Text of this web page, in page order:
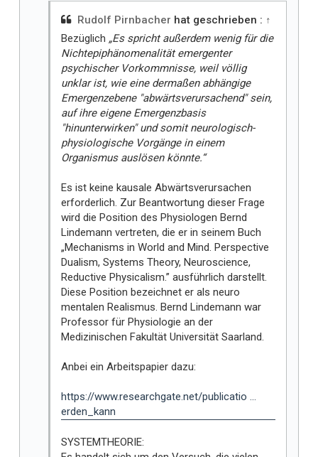
m
i
r
Rudolf Pirnbacher hat geschrieben : ↑
Bezüglich „Es spricht außerdem wenig für die
Nichtepiphänomenalität emergenter
psychischer Vorkommnisse, weil völlig
unklar ist, wie eine dermaßen abhängige
Emergenzebene "abwärtsverursachend" sein,
auf ihre eigene Emergenzbasis
"hinunterwirken" und somit neurologisch-
physiologische Vorgänge in einem
Organismus auslösen könnte.“
Es ist keine kausale Abwärtsverursachen
erforderlich. Zur Beantwortung dieser Frage
wird die Position des Physiologen Bernd
Lindemann vertreten, die er in seinem Buch
„Mechanisms in World and Mind. Perspective
Dualism, Systems Theory, Neuroscience,
Reductive Physicalism.” ausführlich darstellt.
Diese Position bezeichnet er als neuro
mentalen Realismus. Bernd Lindemann war
Professor für Physiologie an der
Medizinischen Fakultät Universität Saarland.
Anbei ein Arbeitspapier dazu:
https://www.researchgate.net/publicatio ...
erden_kann
SYSTEMTHEORIE: